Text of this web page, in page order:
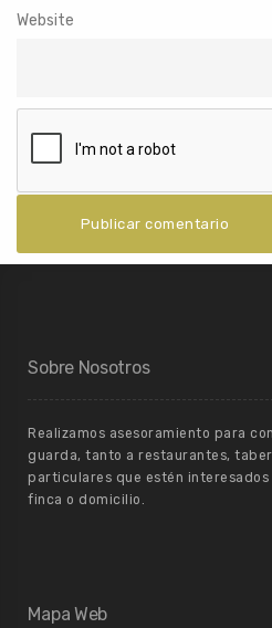
Website
Sobre Nosotros
Realizamos asesoramiento para
guarda, tanto a restaurantes,
particulares que estén
finca o domicilio.
Mapa Web